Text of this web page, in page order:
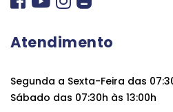
Atendimento
Segunda a Sexta-Feira das
Sábado das 07:30h às 13:00h